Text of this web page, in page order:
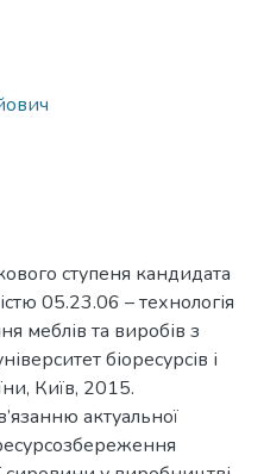
ступеня кандидата
05.23.06 – технологія
меблів та виробів з
біоресурсів і
Київ, 2015.
актуальної